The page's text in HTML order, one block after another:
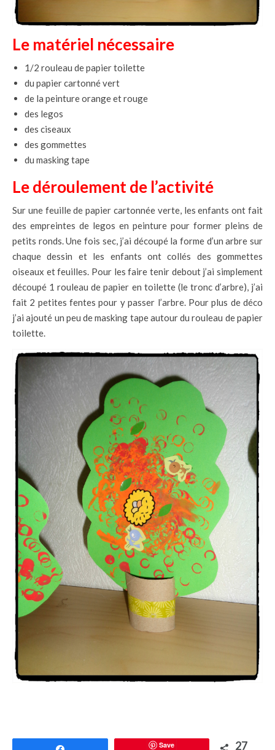
Le matériel nécessaire
1/2 rouleau de papier toilette
du papier cartonné vert
de la peinture orange et rouge
des legos
des ciseaux
des gommettes
du masking tape
Le déroulement de l’activité
Sur une feuille de papier cartonnée verte, les enfants ont fait
des empreintes de legos en peinture pour former pleins de
petits ronds. Une fois sec, j’ai découpé la forme d’un arbre sur
chaque dessin et les enfants ont collés des gommettes
oiseaux et feuilles. Pour les faire tenir debout j’ai simplement
découpé 1 rouleau de papier en toilette (le tronc d’arbre), j’ai
fait 2 petites fentes pour y passer l’arbre. Pour plus de déco
j’ai ajouté un peu de masking tape autour du rouleau de papier
toilette.
Save 27